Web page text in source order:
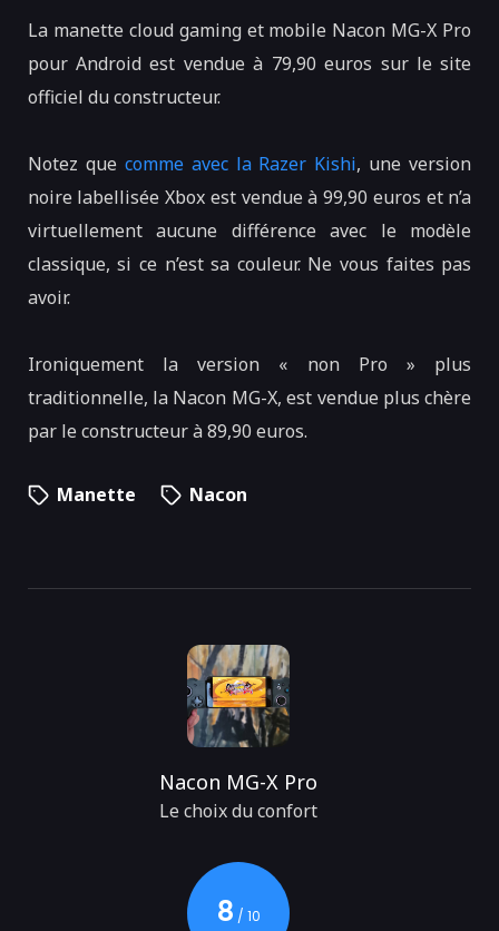
La manette cloud gaming et mobile Nacon MG-X Pro
pour Android est vendue à 79,90 euros sur le site
officiel du constructeur.
Notez que comme avec la Razer Kishi, une version
noire labellisée Xbox est vendue à 99,90 euros et n’a
virtuellement aucune différence avec le modèle
classique, si ce n’est sa couleur. Ne vous faites pas
avoir.
Ironiquement la version « non Pro » plus
traditionnelle, la Nacon MG-X, est vendue plus chère
par le constructeur à 89,90 euros.
Manette Nacon
Nacon MG-X Pro
Le choix du confort
8 / 10